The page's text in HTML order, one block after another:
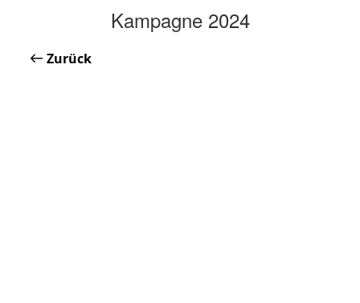
Kampagne 2024
Zurück